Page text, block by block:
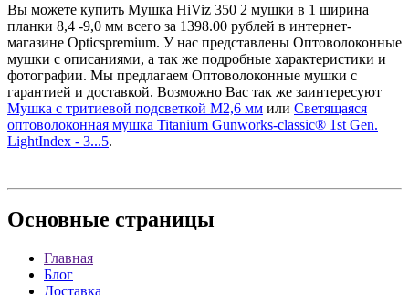
Вы можете купить Мушка HiViz 350 2 мушки в 1 ширина
планки 8,4 -9,0 мм всего за 1398.00 рублей в интернет-
магазине Opticspremium. У нас представлены Оптоволоконные
мушки с описаниями, а так же подробные характеристики и
фотографии. Мы предлагаем Оптоволоконные мушки с
гарантией и доставкой. Возможно Вас так же заинтересуют
Мушка с тритиевой подсветкой М2,6 мм или Светящаяся
оптоволоконная мушка Titanium Gunworks-classic® 1st Gen.
LightIndex - 3...5.
Основные страницы
Главная
Блог
Доставка